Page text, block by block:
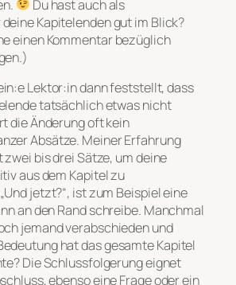
Du hast auch als
Kapitelenden gut im Blick?
einen Kommentar bezüglich
Lektor:in dann feststellt, dass
tatsächlich etwas nicht
die Änderung oft kein
Absätze. Meiner Erfahrung
bis drei Sätze, um deine
aus dem Kapitel zu
jetzt?“, ist zum Beispiel eine
an den Rand schreibe. Manchmal
jemand verabschieden und
hat das gesamte Kapitel
Die Schlussfolgerung eignet
ebenso eine Frage oder ein